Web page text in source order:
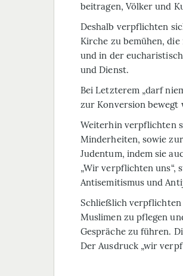
beitragen, Völker und
Deshalb verpflichten
Kirche zu bemühen,
und in der
und Dienst.
Bei Letzterem „darf
zur Konversion bewegt
Weiterhin verpflichten
Minderheiten, sowie
Judentum, indem sie
„Wir verpflichten uns“,
Antisemitismus und
Schließlich verpflichten
Muslimen zu pflegen
Gespräche zu führen.
Der Ausdruck „wir